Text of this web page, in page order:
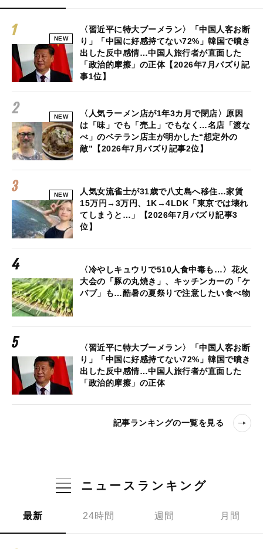
NEW
〈習近平に特大ブーメラン〉「中国人客お断
り」「中国に好感持てない72%」韓国で噴き
出した反中感情…中国人旅行者が直面した
「政治的摩擦」の正体【2026年7月バズり記
事1位】
NEW
〈人気ラーメン店が1年3カ月で閉店〉原因
は「味」でも「売上」でもなく…名店「渡な
べ」のベテラン店主が明かした“想定外の
敵”【2026年7月バズり記事2位】
NEW
人気女流雀士が31歳で八丈島へ移住…家賃
15万円→3万円、1K→4LDK「東京では壊れ
てしまうと…」【2026年7月バズり記事3
位】
〈冷やしキュウリで510人食中毒も…〉花火
大会の「豚の丸焼き」、キッチンカーの「ケ
バブ」も…酷暑の夏祭りで注意したい食べ物
〈習近平に特大ブーメラン〉「中国人客お断
り」「中国に好感持てない72%」韓国で噴き
出した反中感情…中国人旅行者が直面した
「政治的摩擦」の正体
記事ランキングの一覧を見る
ニュースランキング
最新 24時間 週間 月間